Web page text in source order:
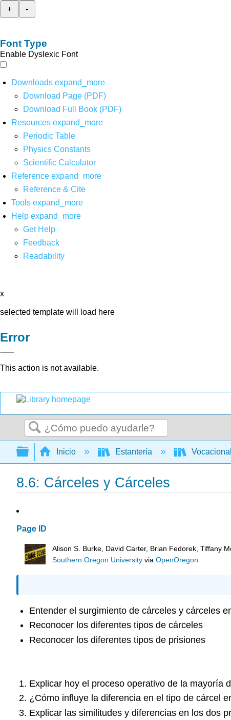
+
-
Font Type
Enable Dyslexic Font
Downloads expand_more
Download Page (PDF)
Download Full Book (PDF)
Resources expand_more
Periodic Table
Physics Constants
Scientific Calculator
Reference expand_more
Reference & Cite
Tools expand_more
Help expand_more
Get Help
Feedback
Readability
x
selected template will load here
Error
This action is not available.
Buscar
Expandir/contraer jerarquía global
Inicio Estantería Vocacional
8.6: Cárceles y Cárceles
Page ID
Alison S. Burke, David Carter, Brian Fedorek, Tiffany
Southern Oregon University viaOpenOregon
Entender el surgimiento de cárceles y cárceles
Reconocer los diferentes tipos de cárceles
Reconocer los diferentes tipos de prisiones
Explicar hoy el proceso operativo de la mayoría
¿Cómo influye la diferencia en el tipo de cárcel
Explicar las similitudes y diferencias en los dos